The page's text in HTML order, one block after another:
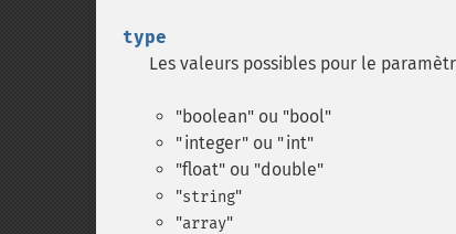
type
Les valeurs possibles pour le
"boolean" ou "bool"
"integer" ou "int"
"float" ou "double"
"string"
"array"